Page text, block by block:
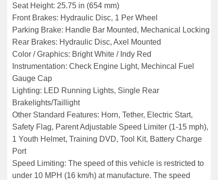
Seat Height: 25.75 in (654 mm)
Front Brakes: Hydraulic Disc, 1 Per Wheel
Parking Brake: Handle Bar Mounted, Mechanical Locking
Rear Brakes: Hydraulic Disc, Axel Mounted
Color / Graphics: Bright White / Indy Red
Instrumentation: Check Engine Light, Mechincal Fuel
Gauge Cap
Lighting: LED Running Lights, Single Rear
Brakelights/Taillight
Other Standard Features: Horn, Tether, Electric Start,
Safety Flag, Parent Adjustable Speed Limiter (1-15 mph),
1 Youth Helmet, Training DVD, Tool Kit, Battery Charge
Port
Speed Limiting: The speed of this vehicle is restricted to
under 10 MPH (16 km/h) at manufacture. The speed